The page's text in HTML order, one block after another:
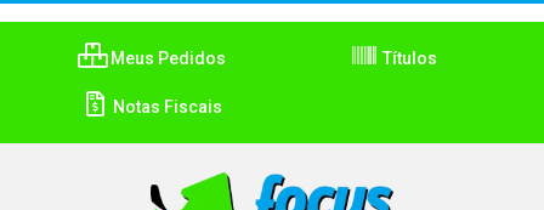
Meus Pedidos Títulos
Notas Fiscais